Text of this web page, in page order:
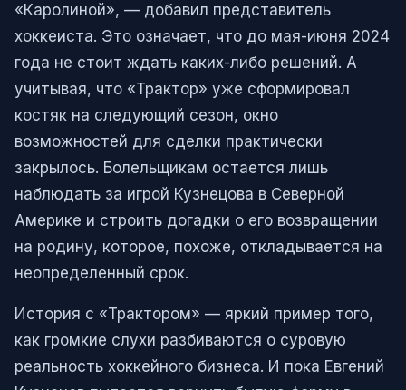
«Каролиной», — добавил представитель
хоккеиста. Это означает, что до мая-июня 2024
года не стоит ждать каких-либо решений. А
учитывая, что «Трактор» уже сформировал
костяк на следующий сезон, окно
возможностей для сделки практически
закрылось. Болельщикам остается лишь
наблюдать за игрой Кузнецова в Северной
Америке и строить догадки о его возвращении
на родину, которое, похоже, откладывается на
неопределенный срок.
История с «Трактором» — яркий пример того,
как громкие слухи разбиваются о суровую
реальность хоккейного бизнеса. И пока Евгений